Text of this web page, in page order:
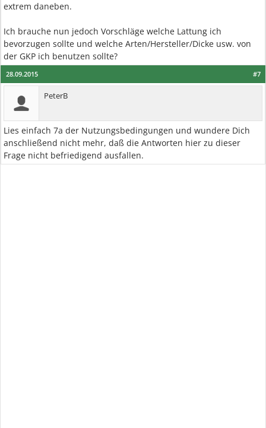
extrem daneben.
Ich brauche nun jedoch Vorschläge welche Lattung ich
bevorzugen sollte und welche Arten/Hersteller/Dicke usw. von
der GKP ich benutzen sollte?
#7
28.09.2015
PeterB
Lies einfach 7a der Nutzungsbedingungen und wundere Dich
anschließend nicht mehr, daß die Antworten hier zu dieser
Frage nicht befriedigend ausfallen.